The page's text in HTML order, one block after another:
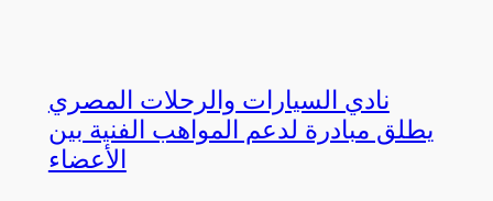
نادي السيارات والرحلات المصري
يطلق مبادرة لدعم المواهب الفنية بين
الأعضاء